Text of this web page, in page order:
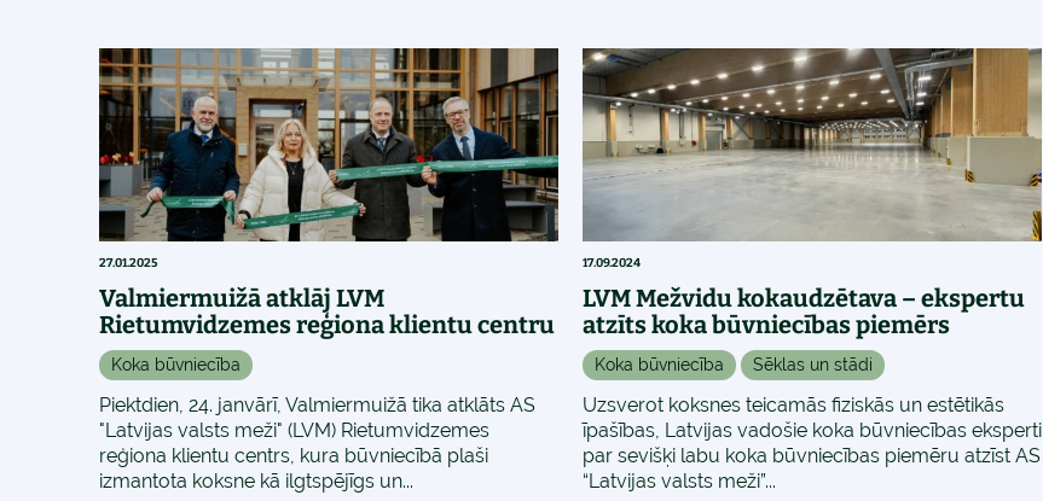
27.01.2025
Valmiermuižā atklāj LVM
Rietumvidzemes reģiona klientu centru
Koka būvniecība
Piektdien, 24. janvārī, Valmiermuižā tika atklāts AS
"Latvijas valsts meži" (LVM) Rietumvidzemes
reģiona klientu centrs, kura būvniecībā plaši
izmantota koksne kā ilgtspējīgs un...
17.09.2024
LVM Mežvidu kokaudzētava – ekspertu
atzīts koka būvniecības piemērs
Koka būvniecība Sēklas un stādi
Uzsverot koksnes teicamās fiziskās un estētikās
īpašības, Latvijas vadošie koka būvniecības eksperti
par sevišķi labu koka būvniecības piemēru atzīst AS
“Latvijas valsts meži”...